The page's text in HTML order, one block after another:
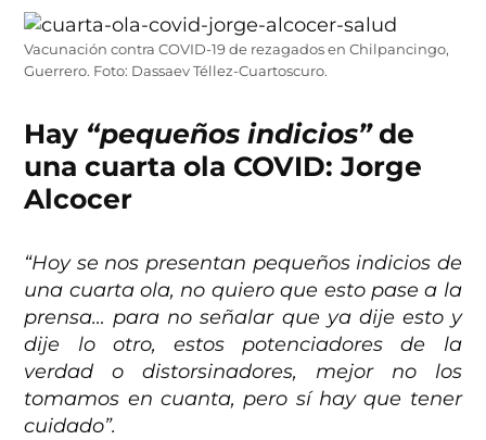
Vacunación contra COVID-19 de rezagados en Chilpancingo,
Guerrero. Foto: Dassaev Téllez-Cuartoscuro.
Hay “pequeños indicios”de
una cuarta ola COVID: Jorge
Alcocer
“Hoy se nos presentan pequeños indicios de
una cuarta ola, no quiero que esto pase a la
prensa… para no señalar que ya dije esto y
dije lo otro, estos potenciadores de la
verdad o distorsinadores, mejor no los
tomamos en cuanta, pero sí hay que tener
cuidado”.